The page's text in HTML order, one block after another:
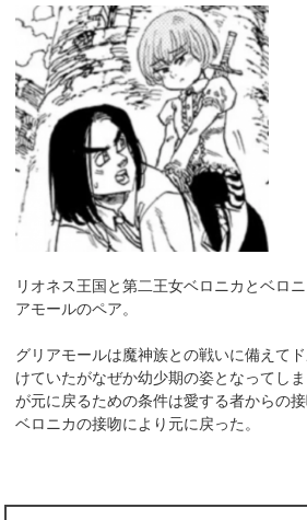
リオネス王国と第二王女ベロニカとベロ
アモールのペア。
グリアモールは魔神族との戦いに備えて
けていたがなぜか幼少期の姿となってし
が元に戻るための条件は愛する者からの
ベロニカの接吻により元に戻った。